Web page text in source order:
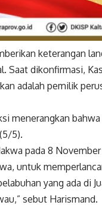
keterangan
Saat dikonfirmasi,
adalah pemilik
menerangkan
5).
pada 8
untuk
yang ada di
sebut Harismand.